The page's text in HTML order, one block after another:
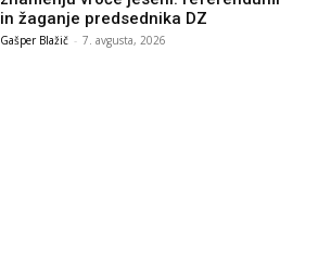
in žaganje predsednika DZ
Gašper Blažič - 7. avgusta, 2026